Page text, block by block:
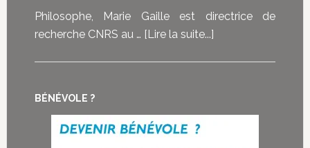
sur
la
fin
représente
pour
des
d’euthanasie
Philosophe, Marie Gaille est directrice de
recherche CNRS au … [Lire la suite...]à
BÉNÉVOLE ?